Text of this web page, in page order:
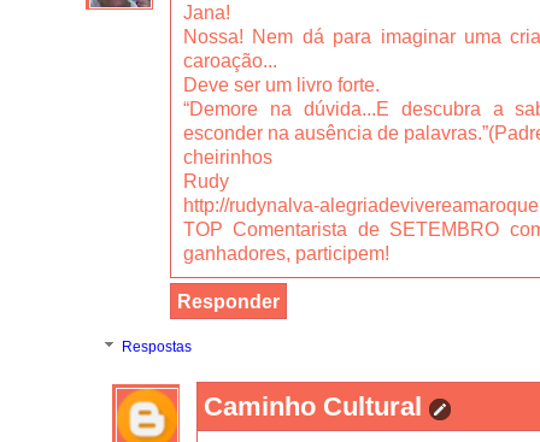
Jana!
Nossa! Nem dá para imaginar uma
caroação...
Deve ser um livro forte.
“Demore na dúvida...E descubra a
esconder na ausência de
cheirinhos
Rudy
http://rudynalva-
TOP Comentarista de SETEMBRO
ganhadores, participem!
Responder
Respostas
Caminho Cultural